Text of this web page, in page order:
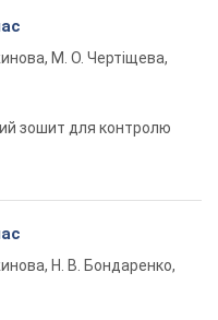
М. О. Чертіщева,
зошит для контролю
Н. В. Бондаренко,